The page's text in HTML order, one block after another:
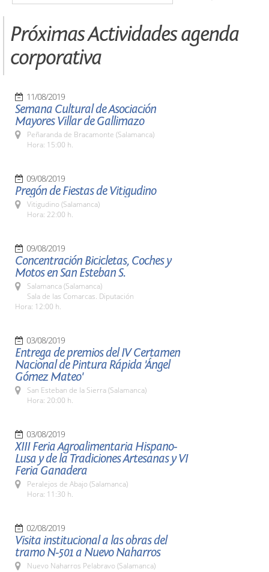
Próximas Actividades agenda
corporativa
11/08/2019
Semana Cultural de Asociación
Mayores Villar de Gallimazo
Peñaranda de Bracamonte (Salamanca)
Hora: 15:00 h.
09/08/2019
Pregón de Fiestas de Vitigudino
Vitigudino (Salamanca)
Hora: 22:00 h.
09/08/2019
Concentración Bicicletas, Coches y
Motos en San Esteban S.
Salamanca (Salamanca)
Sala de las Comarcas. Diputación
Hora: 12:00 h.
03/08/2019
Entrega de premios del IV Certamen
Nacional de Pintura Rápida 'Ángel
Gómez Mateo'
San Esteban de la Sierra (Salamanca)
Hora: 20:00 h.
03/08/2019
XIII Feria Agroalimentaria Hispano-
Lusa y de la Tradiciones Artesanas y VI
Feria Ganadera
Peralejos de Abajo (Salamanca)
Hora: 11:30 h.
02/08/2019
Visita institucional a las obras del
tramo N-501 a Nuevo Naharros
Nuevo Naharros Pelabravo (Salamanca)